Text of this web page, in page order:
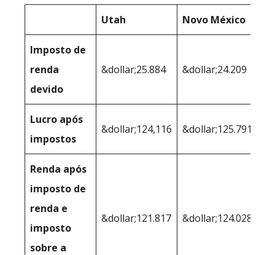
Utah Novo México
Imposto de
renda
devido
&dollar;25.884 &dollar;24.209
Lucro após
impostos
&dollar;124,116 &dollar;125.791
Renda após
imposto de
renda e
imposto
sobre a
&dollar;121.817 &dollar;124.028